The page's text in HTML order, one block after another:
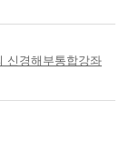
신경해부통합강좌